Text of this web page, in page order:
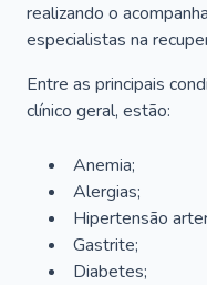
realizando o
especialistas na
Entre as principais
clínico geral, estão:
Anemia;
Alergias;
Hipertensão
Gastrite;
Diabetes;